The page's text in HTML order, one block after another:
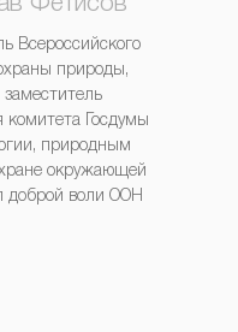
Всероссийского
природы,
комитета Госдумы
природным
окружающей
доброй воли ООН